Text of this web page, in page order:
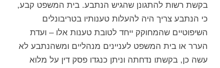
בקשת רשות להתגונן שהגיש הנתבע. בית המשפט קבע,
כי הנתבע צריך היה להעלות טענותיו בטריבונלים
השיפוטיים שהמחוקק ייחד לטובת טענות אלו – ועדת
הערר או בית המשפט לעניינים מנהליים ומשהנתבע לא
עשה כן, בקשתו נדחתה וניתן כנגדו פסק דין על מלוא